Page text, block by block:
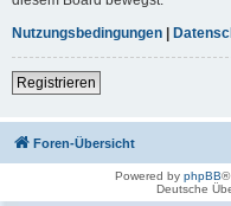
Nutzungsbedingungen |
Registrieren
Foren-Übersicht
Powered by phpBB®
Deutsche